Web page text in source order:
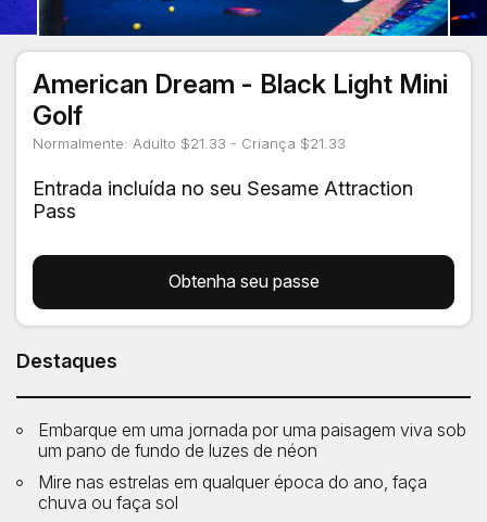
American Dream - Black Light Mini
Golf
Normalmente: Adulto $21.33 - Criança $21.33
Entrada incluída no seu Sesame Attraction
Pass
Obtenha seu passe
Destaques
Embarque em uma jornada por uma paisagem viva sob
um pano de fundo de luzes de néon
Mire nas estrelas em qualquer época do ano, faça
chuva ou faça sol